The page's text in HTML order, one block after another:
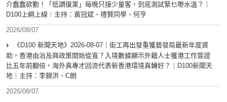
介蠢蠢欲動！「低調復業」每晚只接少量客，到底測試緊乜嘢水溫？｜
D100上綱上線︱主持：黃冠斌、禮賢同學、何亨
2026/08/07
《D100 新聞天地》2026-08-07｜街工再出發重獲藝發局最新年度資
助，香港由治及興政策開始從寬？入境數據顯示外籍人士獲港工作簽證
比五年前翻倍，海外真專才回流代表新香港環境真轉好？｜D100新聞天
地｜主持：李錦洪、C朗
2026/08/07